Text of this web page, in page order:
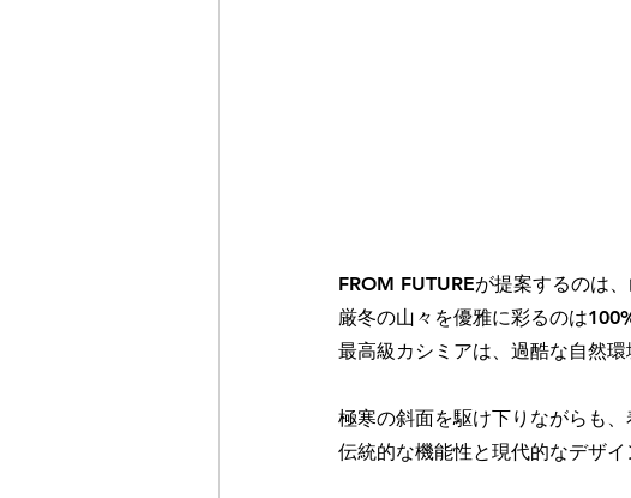
FROM FUTUREが提案するのは
厳冬の山々を優雅に彩るのは
最高級カシミアは、過酷な自然
極寒の斜面を駆け下りながらも
伝統的な機能性と現代的なデザ